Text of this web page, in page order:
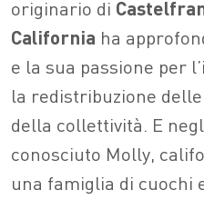
originario di
California ha
e la sua passione per
la redistribuzione
della collettività. E
conosciuto Molly,
una famiglia di cuochi